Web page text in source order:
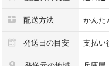
●ブランド： JIL SANDER ジ
●カラー： 黒 ブラック
配送方法 かんた
発送日の目安 支払い